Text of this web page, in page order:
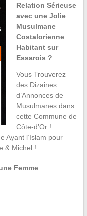
Relation Sérieuse
avec une Jolie
Musulmane
Costalorienne
Habitant sur
Essarois ?
Vous Trouverez
des Dizaines
d’Annonces de
Musulmanes dans
cette Commune de
Côte-d’Or !
Ayant l’Islam pour
& Michel !
Femme